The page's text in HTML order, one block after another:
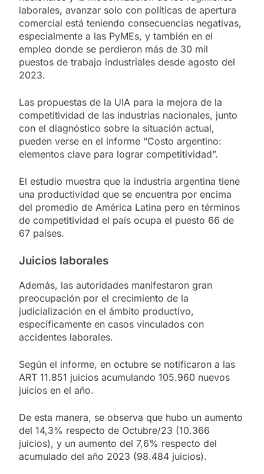
laborales, avanzar solo con políticas de apertura
comercial está teniendo consecuencias negativas,
especialmente a las PyMEs, y también en el
empleo donde se perdieron más de 30 mil
puestos de trabajo industriales desde agosto del
2023.
Las propuestas de la UIA para la mejora de la
competitividad de las industrias nacionales, junto
con el diagnóstico sobre la situación actual,
pueden verse en el informe “Costo argentino:
elementos clave para lograr competitividad”.
El estudio muestra que la industria argentina tiene
una productividad que se encuentra por encima
del promedio de América Latina pero en términos
de competitividad el país ocupa el puesto 66 de
67 países.
Juicios laborales
Además, las autoridades manifestaron gran
preocupación por el crecimiento de la
judicialización en el ámbito productivo,
específicamente en casos vinculados con
accidentes laborales.
Según el informe, en octubre se notificaron a las
ART 11.851 juicios acumulando 105.960 nuevos
juicios en el año.
De esta manera, se observa que hubo un aumento
del 14,3% respecto de Octubre/23 (10.366
juicios), y un aumento del 7,6% respecto del
acumulado del año 2023 (98.484 juicios).